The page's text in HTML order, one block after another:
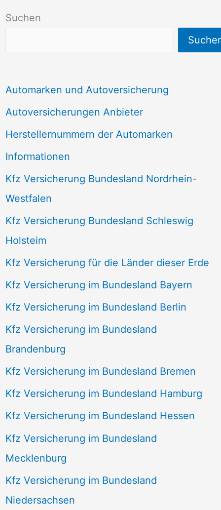
Suchen
Automarken und Autoversicherung
Autoversicherungen Anbieter
Herstellernummern der Automarken
Informationen
Kfz Versicherung Bundesland Nordrhein-
Westfalen
Kfz Versicherung Bundesland Schleswig
Holsteim
Kfz Versicherung für die Länder dieser Erde
Kfz Versicherung im Bundesland Bayern
Kfz Versicherung im Bundesland Berlin
Kfz Versicherung im Bundesland
Brandenburg
Kfz Versicherung im Bundesland Bremen
Kfz Versicherung im Bundesland Hamburg
Kfz Versicherung im Bundesland Hessen
Kfz Versicherung im Bundesland
Mecklenburg
Kfz Versicherung im Bundesland
Niedersachsen